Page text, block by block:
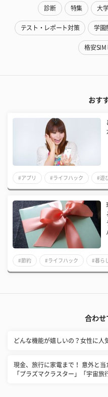
診断 特集 大
テスト・レポート対策 学園
格安SIM
おす
#アプリ #ライフハック #遊
#節約 #ライフハック #暮らし
合わせ
どんな機能が嬉しいの？女性に人
現金、旅行に家電まで！ 意外と
「プラズマクラスター」「宇宙旅